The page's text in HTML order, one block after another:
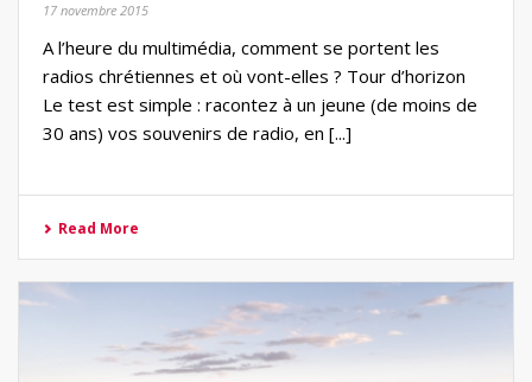
17 novembre 2015
A l’heure du multimédia, comment se portent les
radios chrétiennes et où vont-elles ? Tour d’horizon
Le test est simple : racontez à un jeune (de moins de
30 ans) vos souvenirs de radio, en [...]
Read More